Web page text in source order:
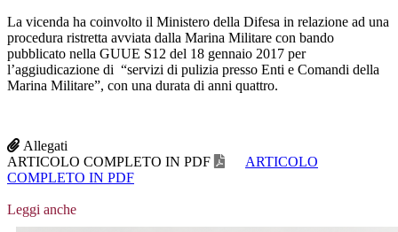
La vicenda ha coinvolto il Ministero della Difesa in relazione ad una
procedura ristretta avviata dalla Marina Militare con bando
pubblicato nella GUUE S12 del 18 gennaio 2017 per
l’aggiudicazione di “servizi di pulizia presso Enti e Comandi della
Marina Militare”, con una durata di anni quattro.
Allegati
ARTICOLO COMPLETO IN PDF
ARTICOLO
COMPLETO IN PDF
Leggi anche